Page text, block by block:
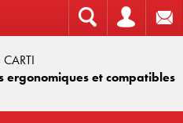
CARTI
ergonomiques et compatibles